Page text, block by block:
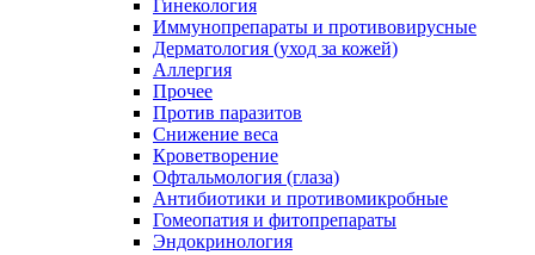
Гинекология
Иммунопрепараты и противовирусные
Дерматология (уход за кожей)
Аллергия
Прочее
Против паразитов
Снижение веса
Кроветворение
Офтальмология (глаза)
Антибиотики и противомикробные
Гомеопатия и фитопрепараты
Эндокринология